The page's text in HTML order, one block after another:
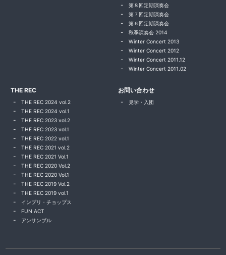
第８回定期演奏会
第７回定期演奏会
第６回定期演奏会
秋季演奏会 2014
Winter Concert 2013
Winter Concert 2012
Winter Concert 2011.12
Winter Concert 2011.02
THE REC
THE REC 2024 vol.2
THE REC 2024 vol.1
THE REC 2023 vol.2
THE REC 2023 vol.1
THE REC 2022 vol.1
THE REC 2021 vol.2
THE REC 2021 Vol.1
THE REC 2020 Vol.2
THE REC 2020 Vol.1
THE REC 2019 Vol.2
THE REC 2019 vol.1
インプリ・チョップス
FUN ACT
アンサンブル
お問い合わせ
見学・入団